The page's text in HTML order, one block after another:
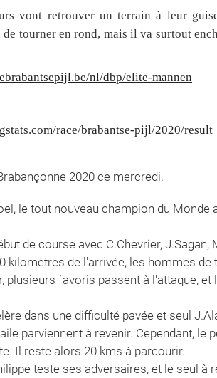
vont retrouver un terrain à leur
tourner en rond, mais il va surtout
nl/dbp/elite-mannen
race/brabantse-pijl/2020/result
2020 ce mercredi.
le tout nouveau champion du
de course avec C.Chevrier,
kilomètres de l'arrivée, les hommes
favoris passent à l'attaque, et
dans une difficulté pavée et seul
parviennent à revenir. Cependant,
Il reste alors 20 kms à parcourir.
teste ses adversaires, et le seul à